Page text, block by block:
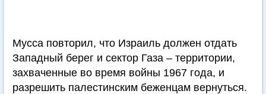
Мусса повторил, что Израиль должен отдать
Западный берег и сектор Газа – территории,
захваченные во время войны 1967 года, и
разрешить палестинским беженцам вернуться.